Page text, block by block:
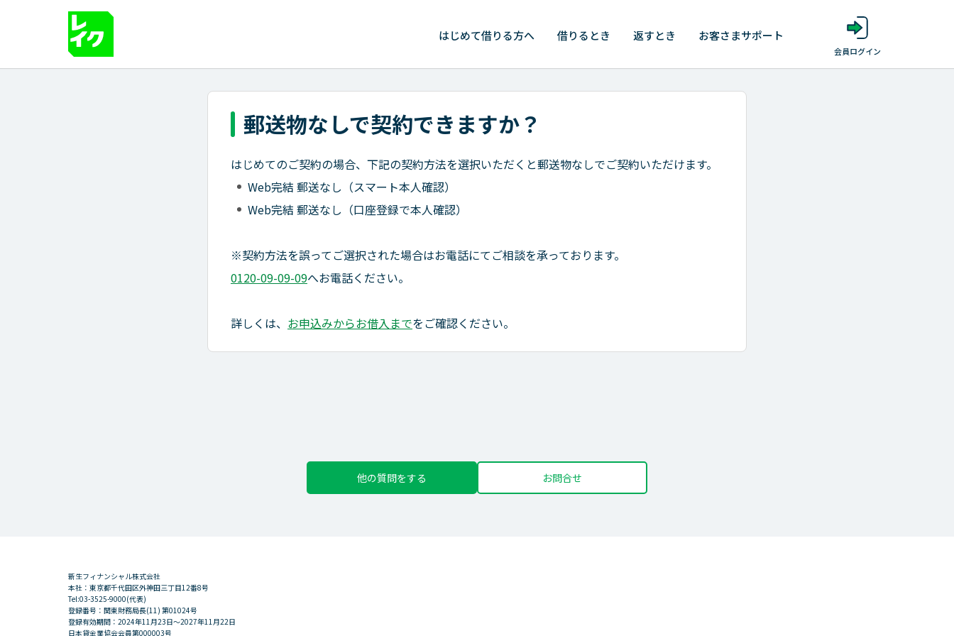
はじめて借りる方へ 借りるとき 返すとき お客さまサポート
会員ログイン
郵送物なしで契約できますか？
はじめてのご契約の場合、下記の契約方法を選択いただくと郵送物なしでご契約いただけます。
Web完結 郵送なし（スマート本人確認）
Web完結 郵送なし（口座登録で本人確認）
※契約方法を誤ってご選択された場合はお電話にてご相談を承っております。
0120-09-09-09へお電話ください。
詳しくは、 お申込みからお借入までをご確認ください。
他の質問をする お問合せ
新生フィナンシャル株式会社
本社：東京都千代田区外神田三丁目12番8号
Tel:03-3525-9000(代表)
登録番号：関東財務局長(11) 第01024号
登録有効期間：2024年11月23日～2027年11月22日
日本貸金業協会会員第000003号